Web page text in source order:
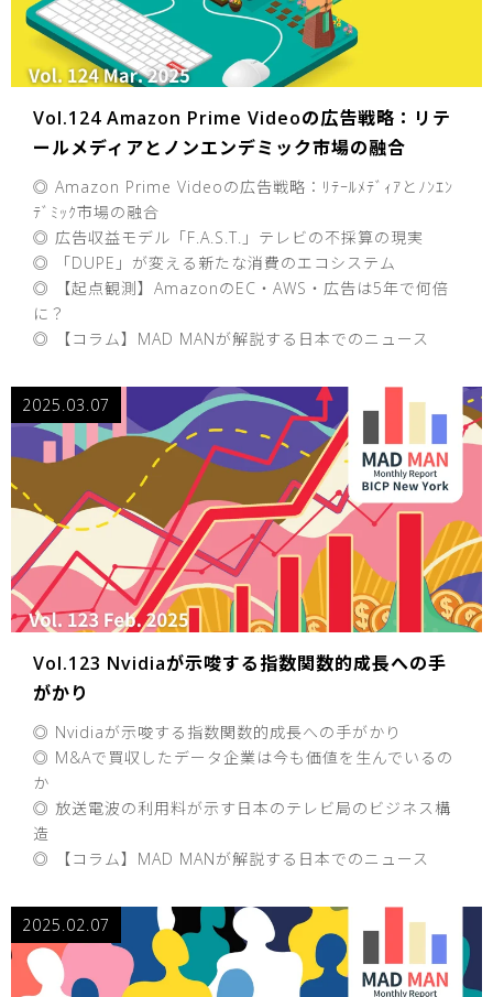
Vol.124 Amazon Prime Videoの広告戦略：リテ
ールメディアとノンエンデミック市場の融合
◎ Amazon Prime Videoの広告戦略：ﾘﾃｰﾙﾒﾃﾞｨｱとﾉﾝｴﾝ
ﾃﾞﾐｯｸ市場の融合
◎ 広告収益モデル「F.A.S.T.」テレビの不採算の現実
◎ 「DUPE」が変える新たな消費のエコシステム
◎ 【起点観測】AmazonのEC・AWS・広告は5年で何倍
に？
◎ 【コラム】MAD MANが解説する日本でのニュース
Vol.123 Nvidiaが示唆する指数関数的成長への手
がかり
◎ Nvidiaが示唆する指数関数的成長への手がかり
◎ M&Aで買収したデータ企業は今も価値を生んでいるの
か
◎ 放送電波の利用料が示す日本のテレビ局のビジネス構
造
◎ 【コラム】MAD MANが解説する日本でのニュース
2025.03.07
2025.02.07